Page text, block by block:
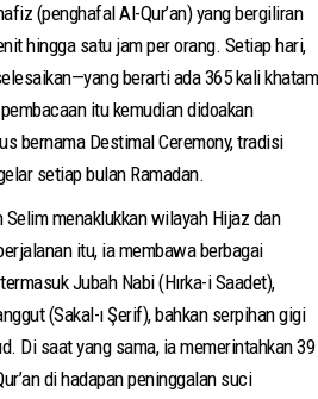
(penghafal Al-Qur’an) yang bergiliran
hingga satu jam per orang. Setiap hari,
berarti ada 365 kali khatam
itu kemudian didoakan
bernama Destimal Ceremony, tradisi
setiap bulan Ramadan.
menaklukkan wilayah Hijaz dan
itu, ia membawa berbagai
Jubah Nabi (Hırka-i Saadet),
(Sakal-ı Şerif), bahkan serpihan gigi
Di saat yang sama, ia memerintahkan 39
di hadapan peninggalan suci